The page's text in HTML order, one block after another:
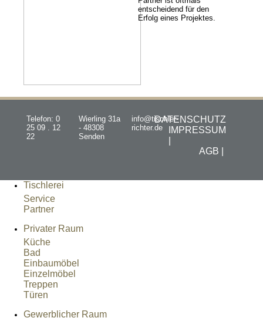
entscheidend für den
Erfolg eines Projektes.
Telefon: 0
25 09 . 12
22
Wierling 31a
- 48308
Senden
info@tischler-
richter.de
DATENSCHUTZ
IMPRESSUM
AGB |
Tischlerei
Service
Partner
Privater Raum
Küche
Bad
Einbaumöbel
Einzelmöbel
Treppen
Türen
Gewerblicher Raum